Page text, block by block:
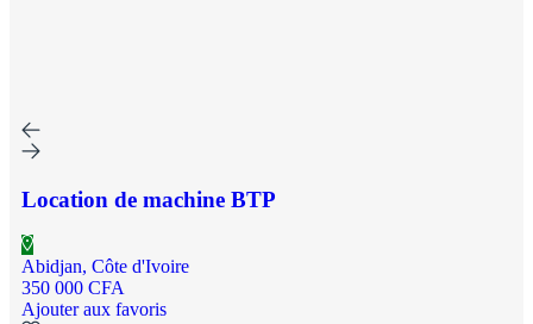
Location de machine BTP
Abidjan, Côte d'Ivoire
350 000 CFA
Ajouter aux favoris